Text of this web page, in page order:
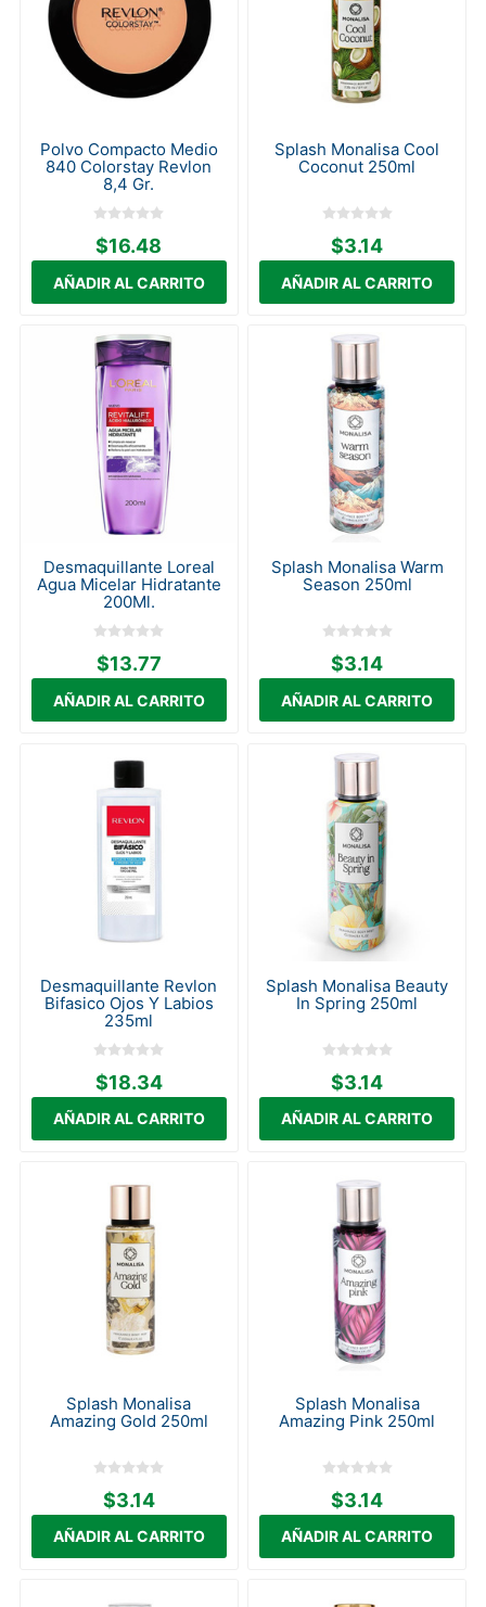
Polvo Compacto Medio
840 Colorstay Revlon
8,4 Gr.
$16.48
Splash Monalisa Cool
Coconut 250ml
$3.14
Desmaquillante Loreal
Agua Micelar Hidratante
200Ml.
$13.77
Splash Monalisa Warm
Season 250ml
$3.14
Desmaquillante Revlon
Bifasico Ojos Y Labios
235ml
$18.34
Splash Monalisa Beauty
In Spring 250ml
$3.14
Splash Monalisa
Amazing Gold 250ml
$3.14
Splash Monalisa
Amazing Pink 250ml
$3.14